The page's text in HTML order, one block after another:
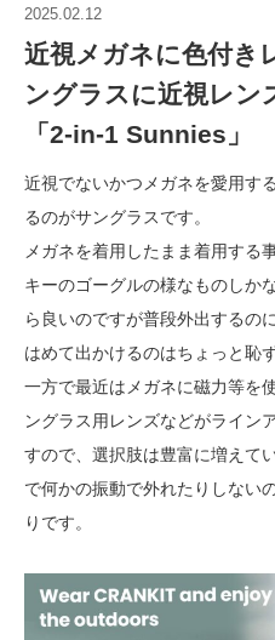
2025.02.12
近視メガネに色付き
ングラスに近視レン
「2-in-1 Sunnies」
近視でないかつメガネを愛用す
るのがサングラスです。
メガネを着用したまま着用する
キーのゴーグルの様なものしか
ら良いのですが普段外出するの
はめて出かけるのはちょっと恥
一方で最近はメガネに磁力等を
ングラス用レンズなどがライン
すので、選択肢は豊富に増えて
で何かの振動で外れたりしない
りです。